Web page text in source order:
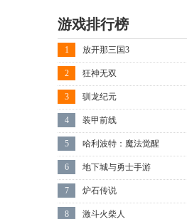
游戏排行榜
1 放开那三国3
2 狂神无双
3 驯龙纪元
4 装甲前线
5 哈利波特：魔法觉醒
6 地下城与勇士手游
7 炉石传说
8 激斗火柴人